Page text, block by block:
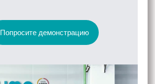
Попросите демонстрацию